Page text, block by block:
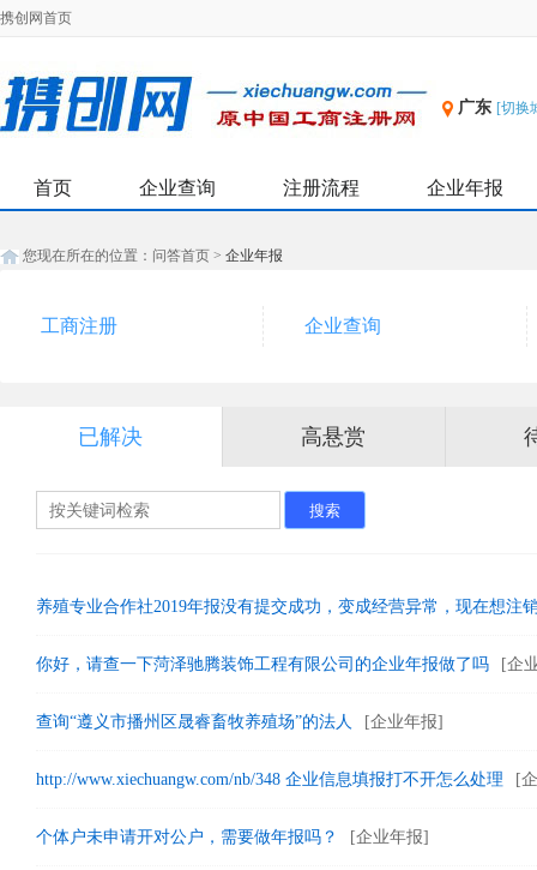
携创网首页
广东 [切换
首页 企业查询 注册流程 企业年报
您现在所在的位置： 问答首页 > 企业年报
工商注册 企业查询
已解决 高悬赏
养殖专业合作社2019年报没有提交成功，变成经营异常，现在想注
你好，请查一下菏泽驰腾装饰工程有限公司的企业年报做了吗 [企
查询“遵义市播州区晟睿畜牧养殖场”的法人 [企业年报]
http://www.xiechuangw.com/nb/348 企业信息填报打不开怎么处理 [
个体户未申请开对公户，需要做年报吗？ [企业年报]